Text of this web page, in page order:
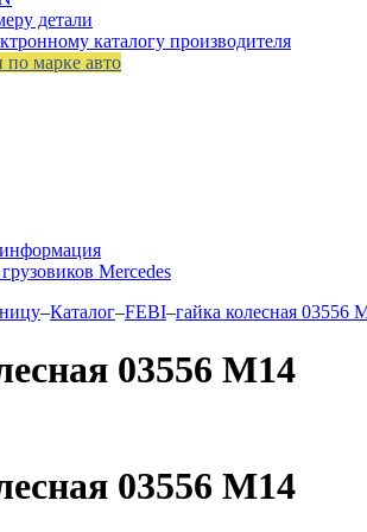
детали
каталогу производителя
по марке авто
Mercedes
–Каталог–FEBI–гайка колесная 03556
03556 М14
03556 М14